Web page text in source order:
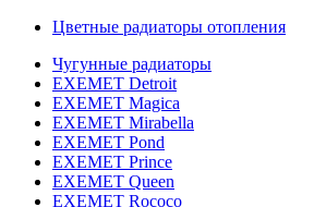
Цветные радиаторы отопления
Чугунные радиаторы
EXEMET Detroit
EXEMET Magica
EXEMET Mirabella
EXEMET Pond
EXEMET Prince
EXEMET Queen
EXEMET Rococo